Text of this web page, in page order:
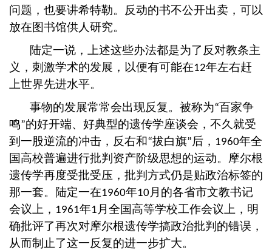
问题，也要讲希特勒。反动的书不公开出卖，可以
放在图书馆供人研究。
陆定一说，上述这些办法都是为了反对教条主
义，刺激学术的发展，以便有可能在12年左右赶
上世界先进水平。
事物的发展常常会出现反复。被称为“百家争
鸣”的好开端、好典型的遗传学座谈会，不久就受
到一股逆流的冲击，反右和“拔白旗”后， 1960年全
国高校普遍进行批判资产阶级思想的运动。摩尔根
遗传学再度受批受压，批判方式仍是贴政治标签的
那一套。陆定一在1960年10 月的各省市文教书记
会议上， 1961年1 月全国高等学校工作会议上，明
确批评了再次对摩尔根遗传学搞政治批判的错误，
从而制止了这一反复的进一步扩大。